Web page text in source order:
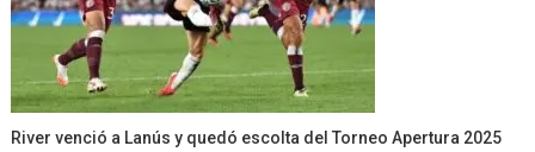
River venció a Lanús y quedó escolta del Torneo Apertura 2025